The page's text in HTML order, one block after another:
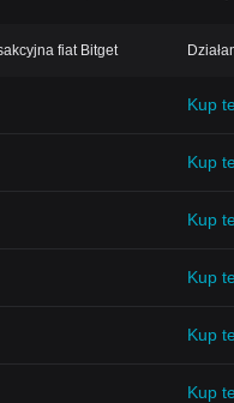
fiat Bitget
Kup
Kup
Kup
Kup
Kup
Kup